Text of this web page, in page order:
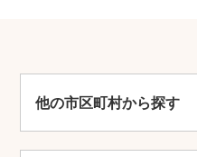
他の市区町村から探す